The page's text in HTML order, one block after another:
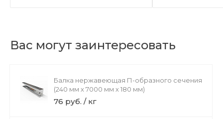
Вас могут заинтересовать
Балка нержавеющая П-образного сечения
(240 мм х 7000 мм х 180 мм)
76 руб. / кг